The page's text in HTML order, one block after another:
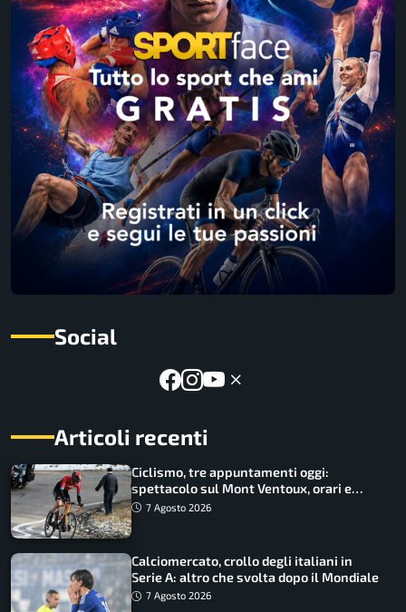
Social
Articoli recenti
Ciclismo, tre appuntamenti oggi:
spettacolo sul Mont Ventoux, orari e
come vederli
7 Agosto 2026
Calciomercato, crollo degli italiani in
Serie A: altro che svolta dopo il Mondiale
7 Agosto 2026